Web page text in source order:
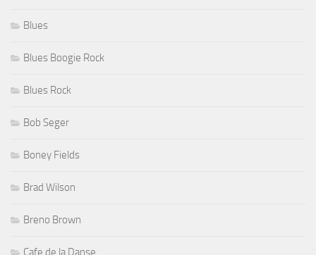
Blues
Blues Boogie Rock
Blues Rock
Bob Seger
Boney Fields
Brad Wilson
Breno Brown
Cafe de la Danse